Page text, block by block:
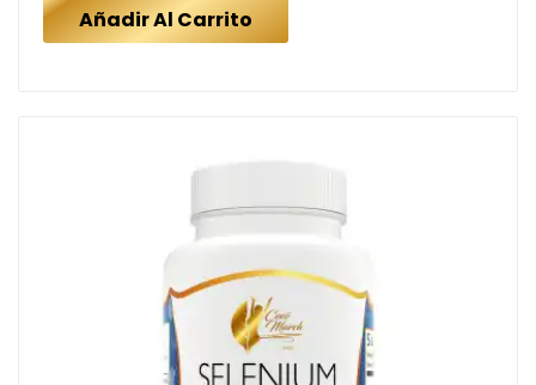
Añadir Al Carrito